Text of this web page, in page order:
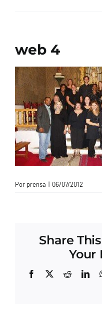
CONTACTO
web 4
Por prensa | 06/07/2012
Share
Your
Facebook
X Reddit